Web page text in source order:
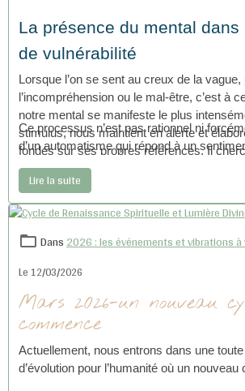
La présence du mental dans
de vulnérabilité
Lorsque l’on se sent au creux de la vague,
l’incompréhension ou le mal-être, c’est à
notre mental se manifeste le plus
stimulus, nous maintient en alerte et
fondés sur ses propres références. Il
mots et des images sur des peurs déjà
Ce processus n’est pas rationnel ni
d’un automatisme qui répond à un
Lire la suite
Dans2026 : les événements et vibrations à
Le 12/03/2026
Mars 2026-un nouveau
commence
Actuellement, nous entrons dans une
d’évolution pour l’humanité où un